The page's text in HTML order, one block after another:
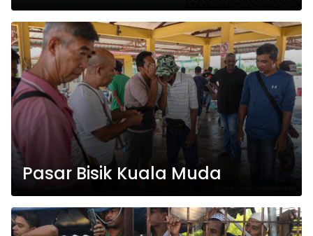
Pasar Bisik Kuala Muda